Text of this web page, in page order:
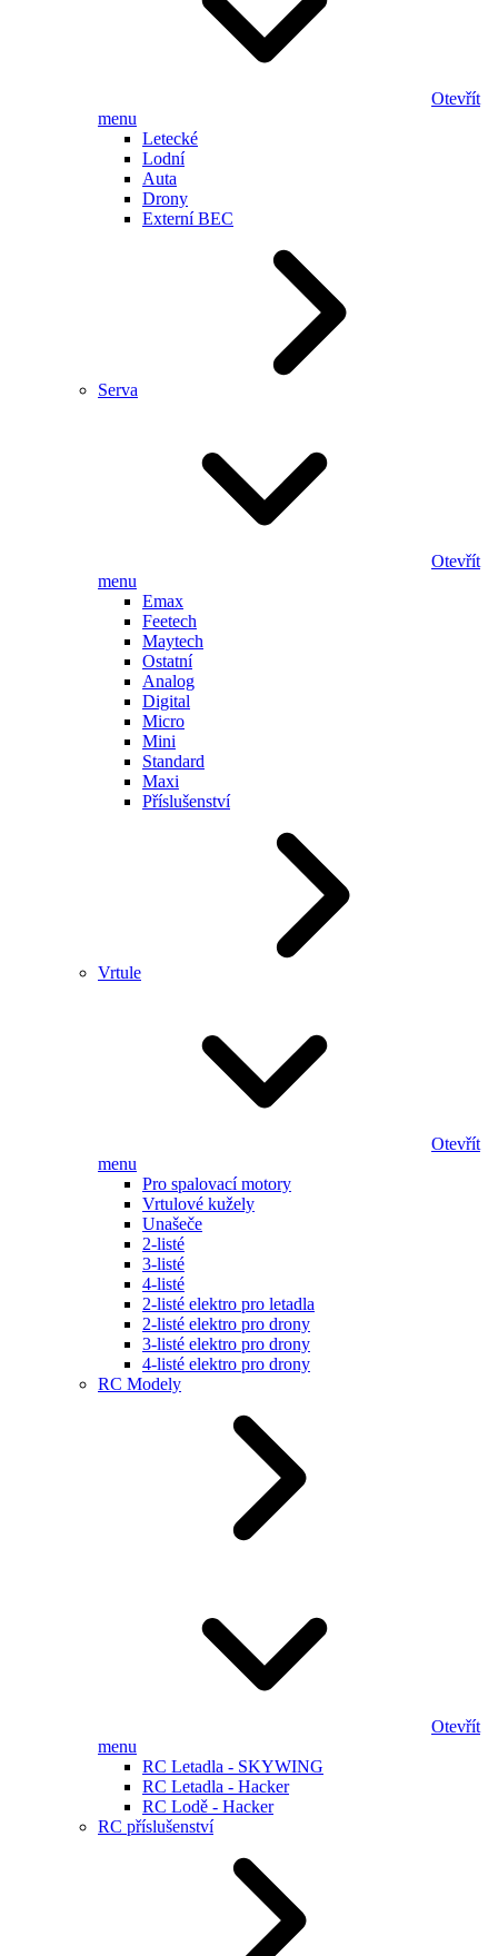
Otevřít
menu
Letecké
Lodní
Auta
Drony
Externí BEC
Serva
Otevřít
menu
Emax
Feetech
Maytech
Ostatní
Analog
Digital
Micro
Mini
Standard
Maxi
Příslušenství
Vrtule
Otevřít
menu
Pro spalovací motory
Vrtulové kužely
Unašeče
2-listé
3-listé
4-listé
2-listé elektro pro letadla
2-listé elektro pro drony
3-listé elektro pro drony
4-listé elektro pro drony
RC Modely
Otevřít
menu
RC Letadla - SKYWING
RC Letadla - Hacker
RC Lodě - Hacker
RC příslušenství